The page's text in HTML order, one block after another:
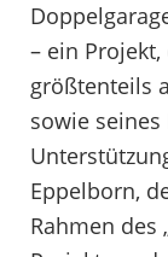
– ein
größtenteils
sowie
Eppelborn,
Rahmen des